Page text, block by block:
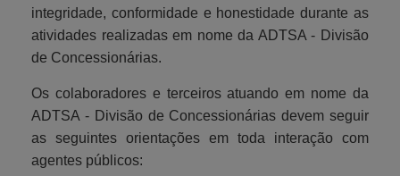
integridade, conformidade e honestidade durante as
atividades realizadas em nome da ADTSA - Divisão
de Concessionárias.
Os colaboradores e terceiros atuando em nome da
ADTSA - Divisão de Concessionárias devem seguir
as seguintes orientações em toda interação com
agentes públicos: